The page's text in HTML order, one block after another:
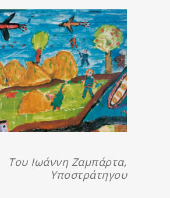
Του Ιωάννη Ζαμπάρτα,
Υποστράτηγου